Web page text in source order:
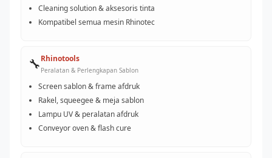
Cleaning solution & aksesoris tinta
Kompatibel semua mesin Rhinotec
🔧Rhinotools
Peralatan & Perlengkapan Sablon
Screen sablon & frame afdruk
Rakel, squeegee & meja sablon
Lampu UV & peralatan afdruk
Conveyor oven & flash cure